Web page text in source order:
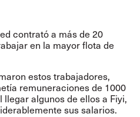
contrató a más de 20
en la mayor flota de
estos trabajadores,
remuneraciones de 1000
llegar algunos de ellos a Fiyi,
sus salarios.